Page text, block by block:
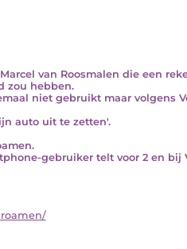
van Roosmalen die een
zou hebben.
niet gebruikt maar volgens
auto uit te zetten'.
gebruiker telt voor 2 en bij